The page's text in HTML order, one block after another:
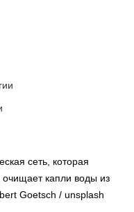
сеть, которая
очищает капли воды из
Goetsch / unsplash